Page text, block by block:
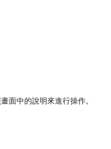
中的說明來進行操作。